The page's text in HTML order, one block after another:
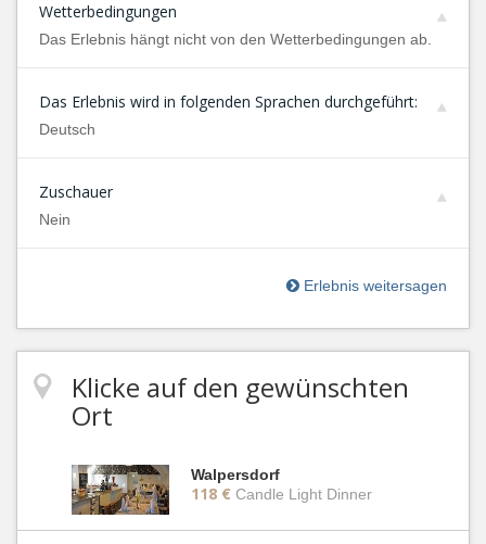
Wetterbedingungen
Das Erlebnis hängt nicht von den Wetterbedingungen ab.
Das Erlebnis wird in folgenden Sprachen durchgeführt:
Deutsch
Zuschauer
Nein
Erlebnis weitersagen
Klicke auf den gewünschten
Ort
Walpersdorf
118 € Candle Light Dinner